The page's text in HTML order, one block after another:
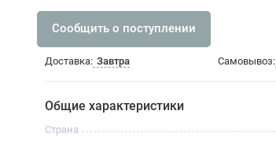
Сообщить о поступлении
Доставка: Завтра Самовывоз:
Общие характеристики
Страна